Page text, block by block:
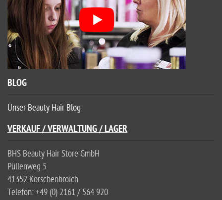
BLOG
Unser Beauty Hair Blog
VERKAUF / VERWALTUNG / LAGER
BHS Beauty Hair Store GmbH
Püllenweg 5
41352 Korschenbroich
Telefon: +49 (0) 2161 / 564 920